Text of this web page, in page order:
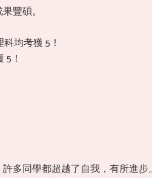
豐碩。
均考獲 5！
！
多同學都超越了自我，有所進步。